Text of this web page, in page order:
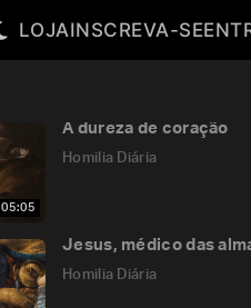
LOJAINSCREVA-SE
05:05
A dureza de coração
Homilia Diária
Jesus, médico das
Homilia Diária